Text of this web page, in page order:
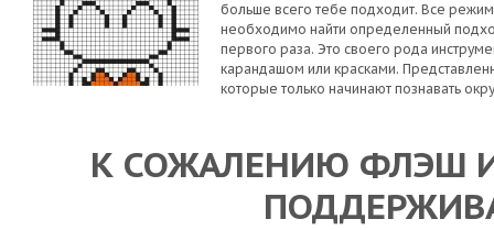
больше всего тебе подходит. Все
необходимо найти определенный
первого раза. Это своего рода
карандашом или красками.
которые только начинают познавать
К СОЖАЛЕНИЮ ФЛЭШ